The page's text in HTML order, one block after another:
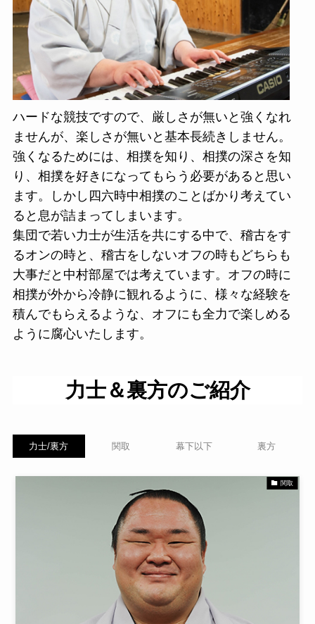
ハードな競技ですので、厳しさが無いと強くなれ
ませんが、楽しさが無いと基本長続きしません。
強くなるためには、相撲を知り、相撲の深さを知
り、相撲を好きになってもらう必要があると思い
ます。しかし四六時中相撲のことばかり考えてい
ると息が詰まってしまいます。
集団で若い力士が生活を共にする中で、稽古をす
るオンの時と、稽古をしないオフの時もどちらも
大事だと中村部屋では考えています。オフの時に
相撲が外から冷静に観れるように、様々な経験を
積んでもらえるような、オフにも全力で楽しめる
ように腐心いたします。
力士＆裏方のご紹介
力士/裏方 関取 幕下以下 裏方
関取